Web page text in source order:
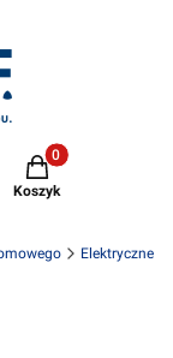
Produkty w
Koszyk
Elektryczne